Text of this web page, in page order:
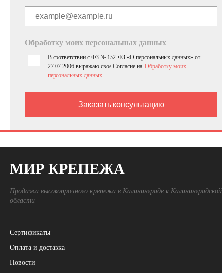
Обработку моих персональных данных
В соответствии с ФЗ № 152-ФЗ «О персональных данных» от
27.07.2006 выражаю свое Согласие на Обработку моих
персональных данных
МИР КРЕПЕЖА
Продажа высокопрочного крепежа в Калининграде и Калининградской
области
Сертификаты
Оплата и доставка
Новости